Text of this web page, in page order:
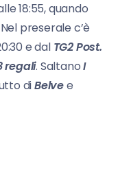
18:55, quando
preserale c’è
e dal TG2 Post.
regali. SaltanoI
diBelvee